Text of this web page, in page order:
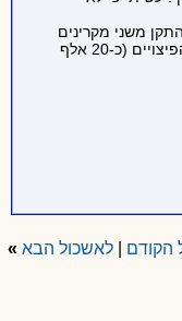
לי שאני חוזר להיות סדרן מכיוון שירד התקן משני מקרינים
במשמרת למקרין אחד. ומאחר ואני לא סטודנט ויש כבר שני סטודנטים כמקרינים שנשארים בעבודה לעוד שנתיים הם מעדיפים להוריד אותי להיות סדרן. הם לא רוצים לפטר כדי לא לשלם לי את הפיצויים (כ-20 אלף
הקודם |לאשכול הבא »